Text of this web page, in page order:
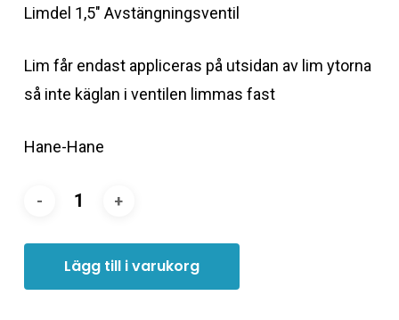
Limdel 1,5″ Avstängningsventil
Lim får endast appliceras på utsidan av lim ytorna
så inte käglan i ventilen limmas fast
Hane-Hane
Lägg till i varukorg